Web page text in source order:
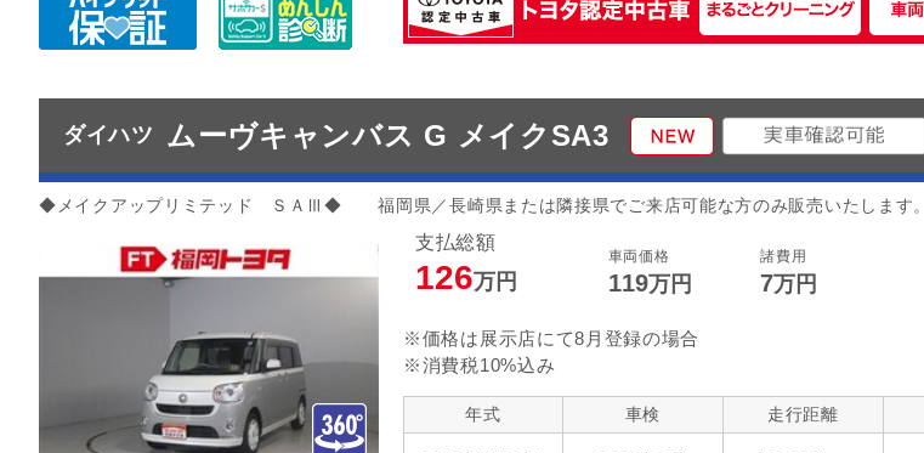
ダイハツ ムーヴキャンバス G メイクSA3
◆メイクアップリミテッド ＳＡⅢ◆ 福岡県／長崎県または隣接県でご来店可能な方のみ販売いたします。
支払総額
126万円
車両価格
119万円
諸費用
7万円
※価格は展示店にて8月登録の場合
※消費税10%込み
年式 車検 走行距離